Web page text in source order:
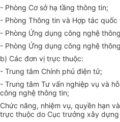
- Phòng Cơ sở hạ tầng thông tin;
- Phòng Thông tin và Hợp tác quốc
- Phòng Ứng dụng công nghệ
- Phòng Ứng dụng công nghệ
b) Các đơn vị trực thuộc:
- Trung tâm Chính phủ điện tử;
- Trung tâm Tư vấn nghiệp vụ và
công nghệ thông tin;
Chức năng, nhiệm vụ, quyền hạn
trực thuộc do Cục trưởng xây